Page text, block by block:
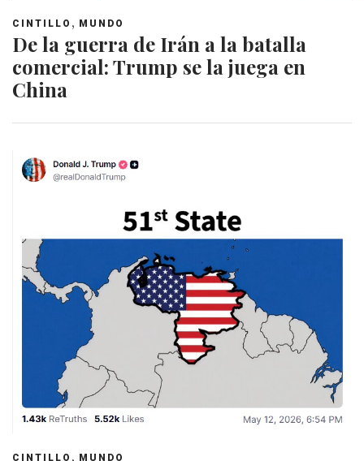
CINTILLO , MUNDO
De la guerra de Irán a la batalla
comercial: Trump se la juega en
China
CINTILLO , MUNDO